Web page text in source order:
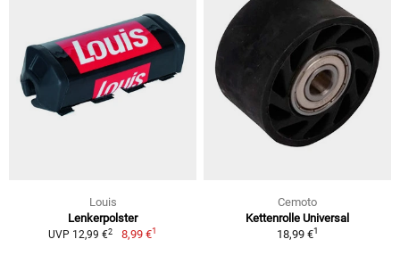
Louis
Lenkerpolster
UVP 12,99 €2 8,99 €1
Cemoto
Kettenrolle Universal
18,99 €1